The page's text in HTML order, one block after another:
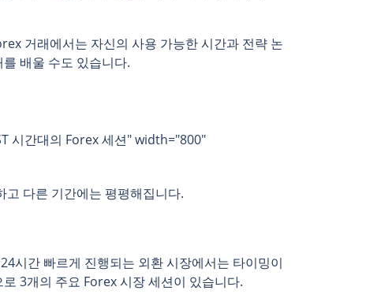
거래에서는 자신의 사용 가능한 시간과 전략 논
배울 수도 있습니다.
시간대의 Forex 세션" width="800"
다른 기간에는 평평해집니다.
시간 빠르게 진행되는 외환 시장에서는 타이밍이
3개의 주요 Forex 시장 세션이 있습니다.